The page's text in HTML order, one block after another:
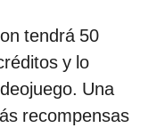
tendrá 50
y lo
Una
recompensas